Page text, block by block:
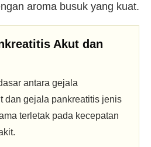
aroma busuk yang kuat.
Akut dan
antara gejala
dan gejala pankreatitis jenis
terletak pada kecepatan